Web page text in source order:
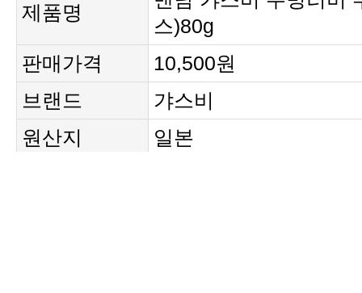
제품명
스)80g
판매가격
10,500원
브랜드
갸스비
원산지
일본